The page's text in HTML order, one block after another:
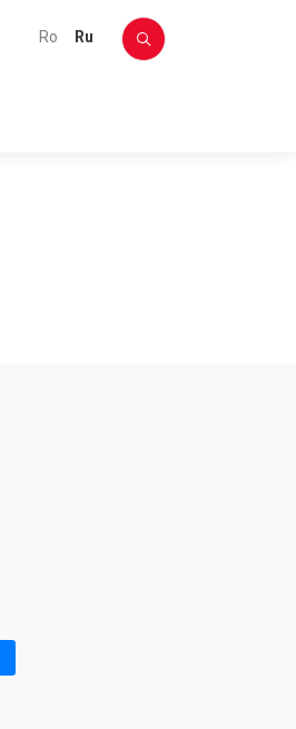
ro ru